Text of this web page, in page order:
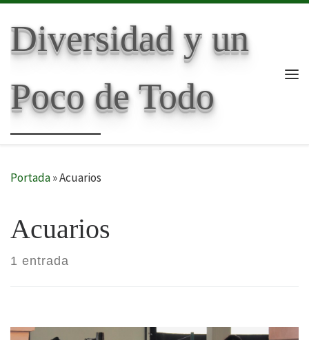
Diversidad y un
Poco de Todo
Portada»Acuarios
Acuarios
1 entrada